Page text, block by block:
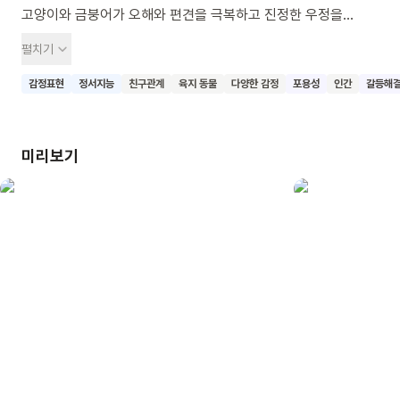
고양이와 금붕어가 오해와 편견을 극복하고 진정한 우정을
고양이 냥냥이와 금붕어 뻐끔이는 서로를 경계하며 지내요. 어느
날 유나가 아프자 뻐끔이는 걱정되어 어항 밖으로 나와요. 그때
오해와 편견, 그리고 그것을 극복하는 과정을 아름답게 그려내고
있어요. 특히 냥냥이의 행동을 통해 진정한 마음은 말이 아닌
펼치기
감정표현 정서지능 친구관계 육지 동물 다양한 감정 포용성 인간 갈등해
미리보기